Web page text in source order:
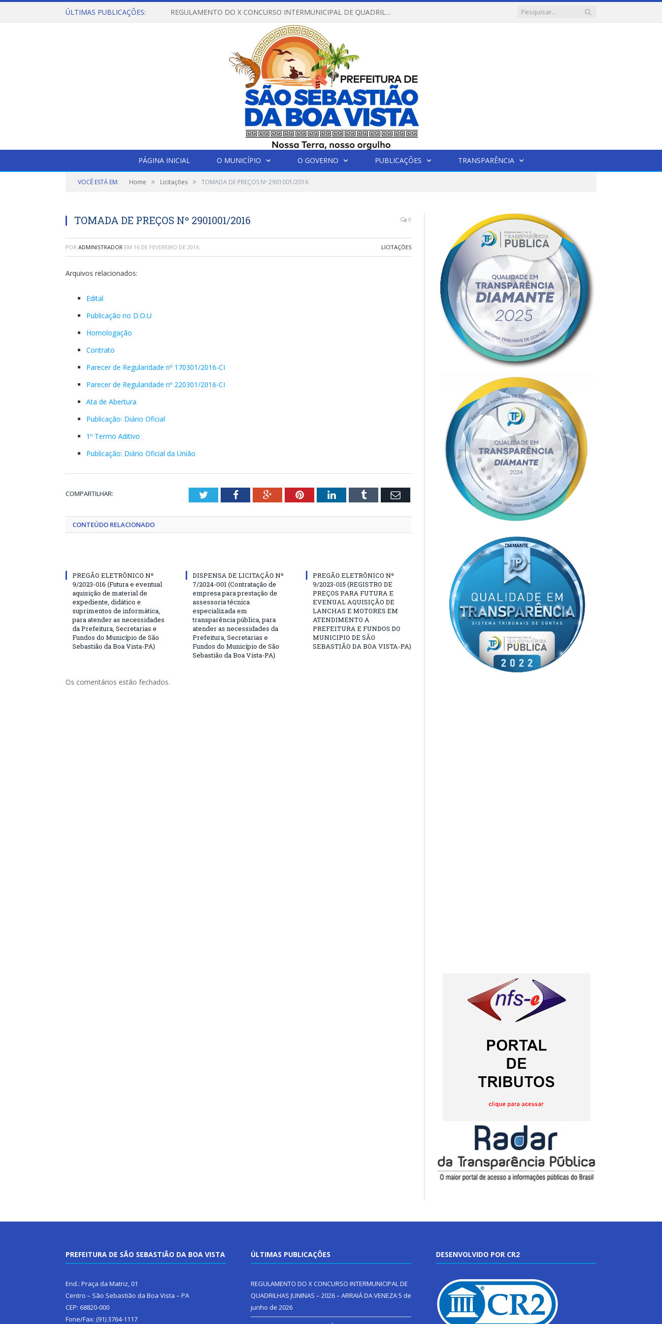
ÚLTIMAS PUBLICAÇÕES: REGULAMENTO DO X CONCURSO INTERMUNICIPAL DE QUADRILHAS JUNINAS – 2026 – ARRAIÁ DA VENEZA
PÁGINA INICIAL O MUNICÍPIO O GOVERNO PUBLICAÇÕES TRANSPARÊNCIA
VOCÊ ESTÁ EM: Home » Licitações » TOMADA DE PREÇOS Nº 2901001/2016
TOMADA DE PREÇOS Nº 2901001/2016 0
POR ADMINISTRADOR EM 16 DE FEVEREIRO DE 2016 LICITAÇÕES
Arquivos relacionados:
Edital
Publicação no D.O.U
Homologação
Contrato
Parecer de Regularidade nº 170301/2016-CI
Parecer de Regularidade nº 220301/2016-CI
Ata de Abertura
Publicação: Diário Oficial
1º Termo Aditivo
Publicação: Diário Oficial da União
COMPARTILHAR: TwitterFacebookGoogle+PinterestLinkedInTumblr Email
CONTEÚDO RELACIONADO
PREGÃO ELETRÔNICO Nº
9/2023-016 (Futura e eventual
aquisição de material de
expediente, didático e
suprimentos de informática,
para atender as necessidades
da Prefeitura, Secretarias e
Fundos do Município de São
Sebastião da Boa Vista-PA)
DISPENSA DE LICITAÇÃO Nº
7/2024-001 (Contratação de
empresa para prestação de
assessoria técnica
especializada em
transparência pública, para
atender as necessidades da
Prefeitura, Secretarias e
Fundos do Município de São
Sebastião da Boa Vista-PA)
PREGÃO ELETRÔNICO Nº
9/2023-015 (REGISTRO DE
PREÇOS PARA FUTURA E
EVENUAL AQUISIÇÃO DE
LANCHAS E MOTORES EM
ATENDIMENTO A
PREFEITURA E FUNDOS DO
MUNICIPIO DE SÃO
SEBASTIÃO DA BOA VISTA-PA)
Os comentários estão fechados.
PREFEITURA DE SÃO SEBASTIÃO DA BOA VISTA
End.: Praça da Matriz, 01
Centro – São Sebastião da Boa Vista – PA
CEP: 68820-000
Fone/Fax: (91) 3764-1117
ÚLTIMAS PUBLICAÇÕES
REGULAMENTO DO X CONCURSO INTERMUNICIPAL DE
QUADRILHAS JUNINAS – 2026 – ARRAIÁ DA VENEZA5 de
junho de 2026
DESENVOLVIDO POR CR2